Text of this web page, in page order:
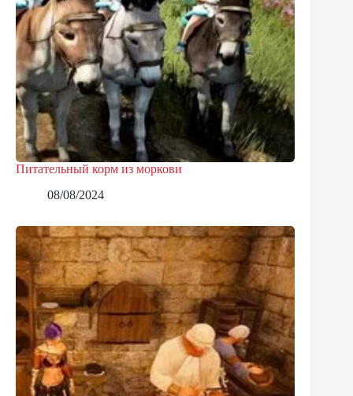
Питательный корм из моркови
08/08/2024